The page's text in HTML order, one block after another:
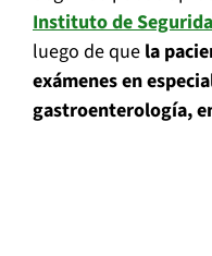
Instituto de
luego de que la
exámenes en
gastroenterología,